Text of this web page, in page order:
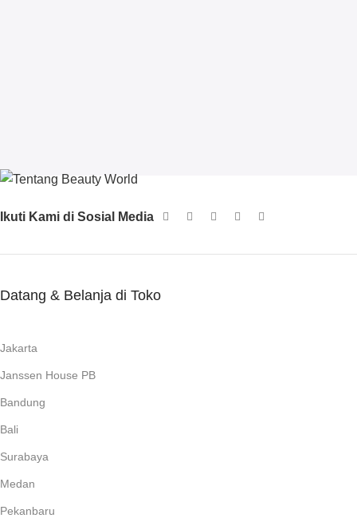
Ikuti Kami di Sosial Media
Datang & Belanja di Toko
Jakarta
Janssen House PB
Bandung
Bali
Surabaya
Medan
Pekanbaru